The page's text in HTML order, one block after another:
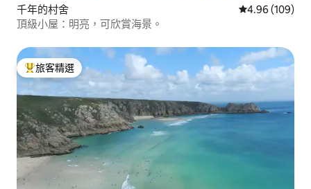
千年的村舍 從 109 則評價
4.96 (109)
頂級小屋：明亮，可欣賞海景。
旅客精選榜首
旅客精選